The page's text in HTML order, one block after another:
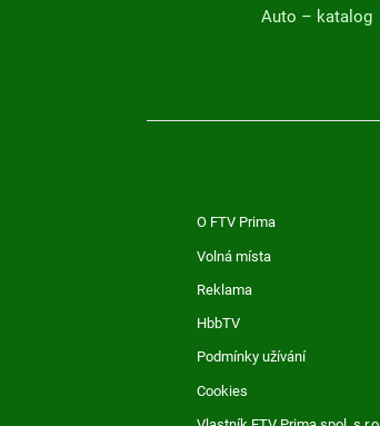
Auto – katalog
O FTV Prima
Volná místa
Reklama
HbbTV
Podmínky užívání
Cookies